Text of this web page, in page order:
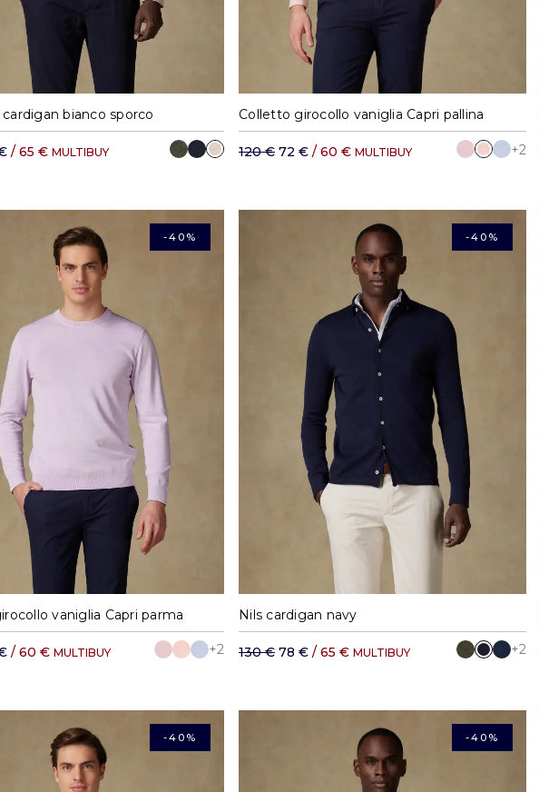
S M L XL XXL
bianco sporco
/ 65 € MULTIBUY
S M L XL XXL
Colletto girocollo vaniglia Capri pallina
120 € 72 € / 60 € MULTIBUY +2
-40%
S M L XL XXL
vaniglia Capri parma
/ 60 € MULTIBUY +2
-40%
S M
Nils cardigan navy
130 € 78 € / 65 € MULTIBUY +2
-40% -40%